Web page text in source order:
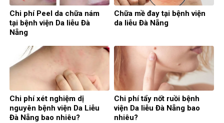
Chi phí Peel da chữa nám
tại bệnh viện Da liễu Đà
Nẵng
Chữa mề đay tại bệnh viện
da liễu Đà Nẵng
Chi phí xét nghiệm dị
nguyên bệnh viện Da Liễu
Đà Nẵng bao nhiêu?
Chi phí tẩy nốt ruồi bệnh
viện Da liễu Đà Nẵng bao
nhiêu?